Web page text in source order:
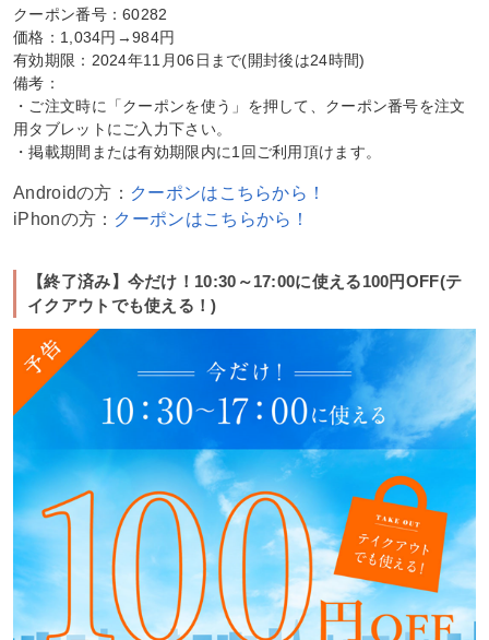
クーポン番号：60282
価格：1,034円→984円
有効期限：2024年11月06日まで(開封後は24時間)
備考：
・ご注文時に「クーポンを使う」を押して、クーポン番号を注文
用タブレットにご入力下さい。
・掲載期間または有効期限内に1回ご利用頂けます。
Androidの方： クーポンはこちらから！
iPhonの方： クーポンはこちらから！
【終了済み】今だけ！10:30～17:00に使える100円OFF(テ
イクアウトでも使える！)